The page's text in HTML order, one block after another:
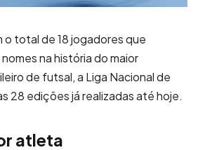
o total de 18 jogadores que
na história do maior
de futsal, a Liga Nacional de
28 edições já realizadas até hoje.
atleta